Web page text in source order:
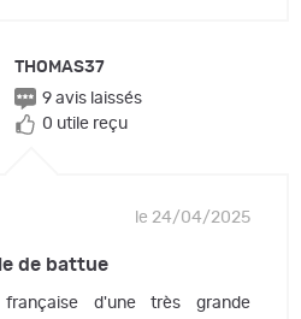
THOMAS37
9 avis laissés
0 utile reçu
le 24/04/2025
de battue
d'une très grande